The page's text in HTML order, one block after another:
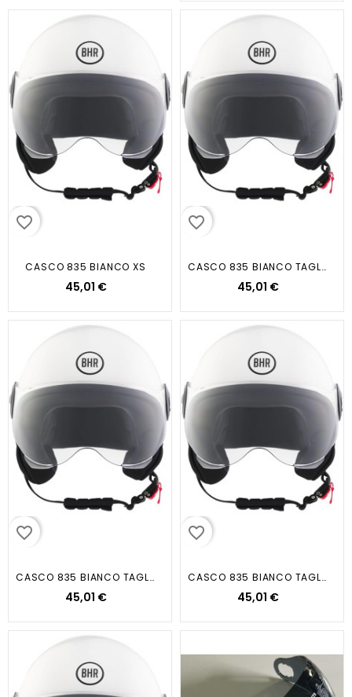
favorite_border
CASCO 835 BIANCO XS
45,01 €
favorite_border
CASCO 835 BIANCO TAGLIA S
45,01 €
favorite_border
CASCO 835 BIANCO TAGLIA M
45,01 €
favorite_border
CASCO 835 BIANCO TAGLIA L
45,01 €